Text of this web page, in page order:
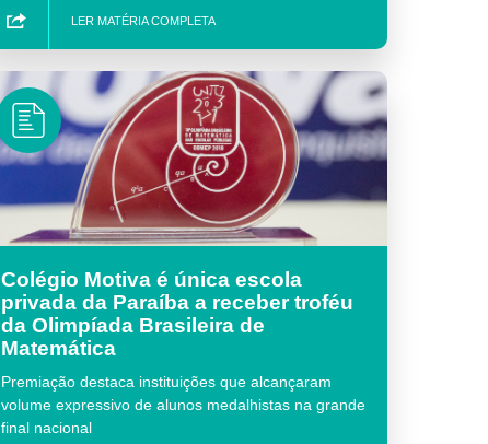
LER MATÉRIA COMPLETA
Colégio Motiva é única escola
privada da Paraíba a receber troféu
da Olimpíada Brasileira de
Matemática
Premiação destaca instituições que alcançaram
volume expressivo de alunos medalhistas na grande
final nacional